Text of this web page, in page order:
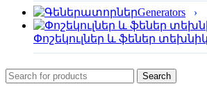
Generators
Փոշեկուլներ և ֆեներ
Search